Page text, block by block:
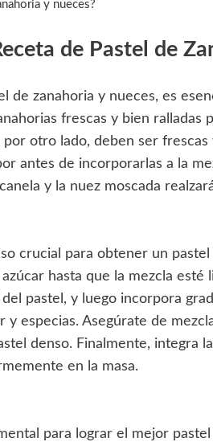
y nueces?
de Pastel de
de zanahoria y nueces, es
frescas y bien ralladas
otro lado, deben ser
antes de incorporarlas a la
y la nuez moscada
crucial para obtener un
hasta que la mezcla esté
pastel, y luego incorpora
especias. Asegúrate de
denso. Finalmente, integra
en la masa.
para lograr el mejor